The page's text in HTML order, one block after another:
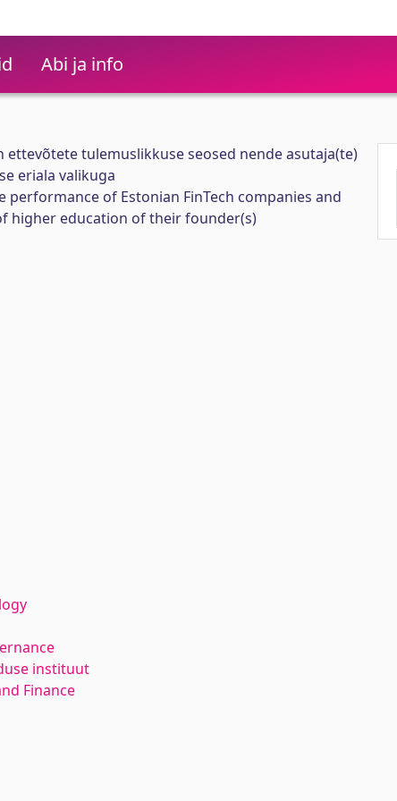
Abi ja info
ettevõtete tulemuslikkuse seosed nende asutaja(te)
eriala valikuga
performance of Estonian FinTech companies and
higher education of their founder(s)
instituut
Finance